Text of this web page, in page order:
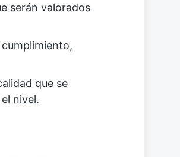
serán valorados
que se
nivel.